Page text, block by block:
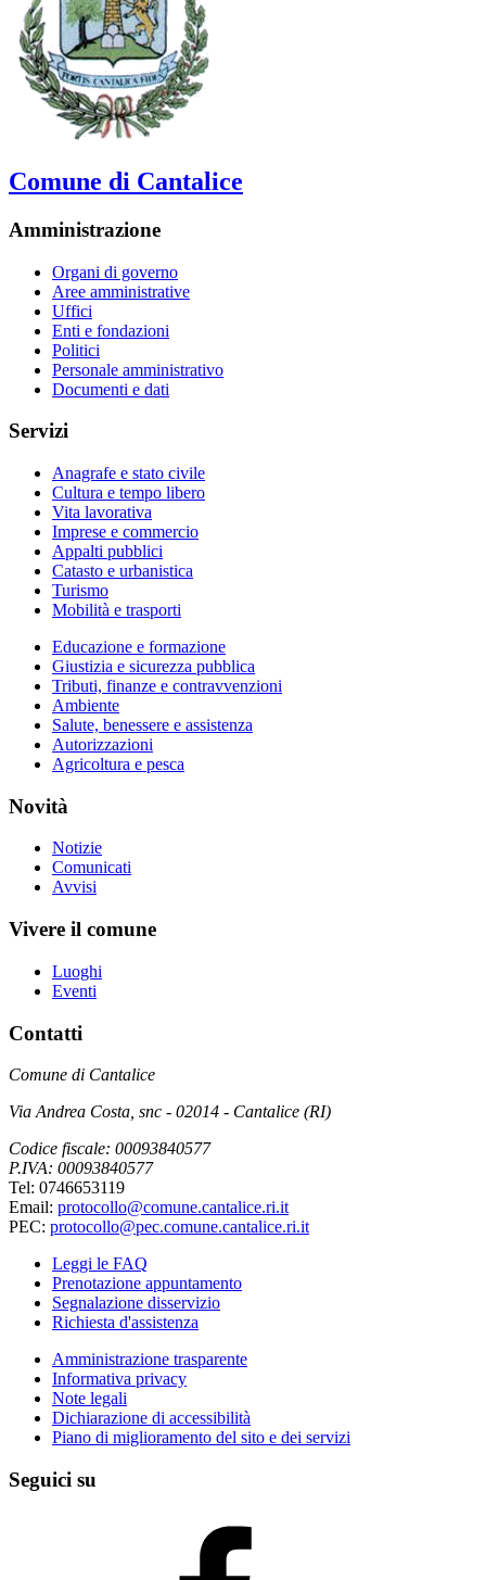
Comune di Cantalice
Amministrazione
Organi di governo
Aree amministrative
Uffici
Enti e fondazioni
Politici
Personale amministrativo
Documenti e dati
Servizi
Anagrafe e stato civile
Cultura e tempo libero
Vita lavorativa
Imprese e commercio
Appalti pubblici
Catasto e urbanistica
Turismo
Mobilità e trasporti
Educazione e formazione
Giustizia e sicurezza pubblica
Tributi, finanze e contravvenzioni
Ambiente
Salute, benessere e assistenza
Autorizzazioni
Agricoltura e pesca
Novità
Notizie
Comunicati
Avvisi
Vivere il comune
Luoghi
Eventi
Contatti
Comune di Cantalice
Via Andrea Costa, snc - 02014 - Cantalice (RI)
Codice fiscale: 00093840577
P.IVA: 00093840577
Tel: 0746653119
Email: protocollo@comune.cantalice.ri.it
PEC: protocollo@pec.comune.cantalice.ri.it
Leggi le FAQ
Prenotazione appuntamento
Segnalazione disservizio
Richiesta d'assistenza
Amministrazione trasparente
Informativa privacy
Note legali
Dichiarazione di accessibilità
Piano di miglioramento del sito e dei servizi
Seguici su